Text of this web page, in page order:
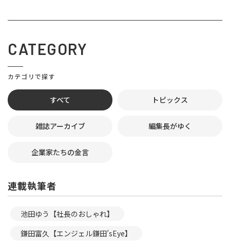
CATEGORY
カテゴリで探す
すべて トピックス
雑誌アーカイブ 編集長がゆく
企業家たちの金言
連載執筆者
池田ゆう【社長のおしゃれ】
鎌田富久【エンジェル鎌田’sEye】